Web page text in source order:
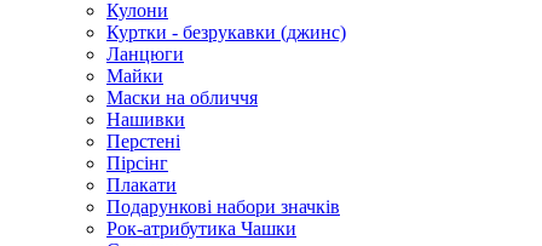
Кулони
Куртки - безрукавки (джинс)
Ланцюги
Майки
Маски на обличчя
Нашивки
Перстені
Пірсінг
Плакати
Подарункові набори значків
Рок-атрибутика Чашки